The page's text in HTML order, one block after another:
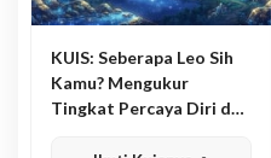
KUIS: Seberapa Leo Sih
Kamu? Mengukur
Tingkat Percaya Diri dan